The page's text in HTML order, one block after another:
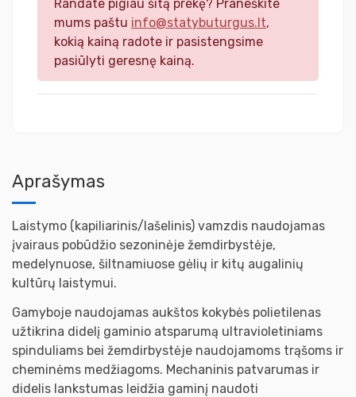
Randate pigiau šitą prekę? Praneškite
mums paštu info@statybuturgus.lt,
kokią kainą radote ir pasistengsime
pasiūlyti geresnę kainą.
Aprašymas
Laistymo (kapiliarinis/lašelinis) vamzdis naudojamas
įvairaus pobūdžio sezoninėje žemdirbystėje,
medelynuose, šiltnamiuose gėlių ir kitų augalinių
kultūrų laistymui.
Gamyboje naudojamas aukštos kokybės polietilenas
užtikrina didelį gaminio atsparumą ultravioletiniams
spinduliams bei žemdirbystėje naudojamoms trąšoms ir
cheminėms medžiagoms. Mechaninis patvarumas ir
didelis lankstumas leidžia gaminį naudoti